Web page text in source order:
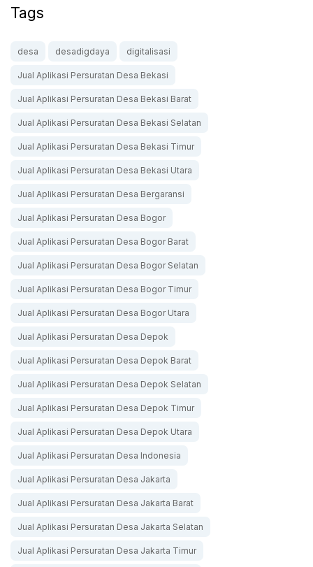
Tags
desa desadigdaya digitalisasi
Jual Aplikasi Persuratan Desa Bekasi
Jual Aplikasi Persuratan Desa Bekasi Barat
Jual Aplikasi Persuratan Desa Bekasi Selatan
Jual Aplikasi Persuratan Desa Bekasi Timur
Jual Aplikasi Persuratan Desa Bekasi Utara
Jual Aplikasi Persuratan Desa Bergaransi
Jual Aplikasi Persuratan Desa Bogor
Jual Aplikasi Persuratan Desa Bogor Barat
Jual Aplikasi Persuratan Desa Bogor Selatan
Jual Aplikasi Persuratan Desa Bogor Timur
Jual Aplikasi Persuratan Desa Bogor Utara
Jual Aplikasi Persuratan Desa Depok
Jual Aplikasi Persuratan Desa Depok Barat
Jual Aplikasi Persuratan Desa Depok Selatan
Jual Aplikasi Persuratan Desa Depok Timur
Jual Aplikasi Persuratan Desa Depok Utara
Jual Aplikasi Persuratan Desa Indonesia
Jual Aplikasi Persuratan Desa Jakarta
Jual Aplikasi Persuratan Desa Jakarta Barat
Jual Aplikasi Persuratan Desa Jakarta Selatan
Jual Aplikasi Persuratan Desa Jakarta Timur